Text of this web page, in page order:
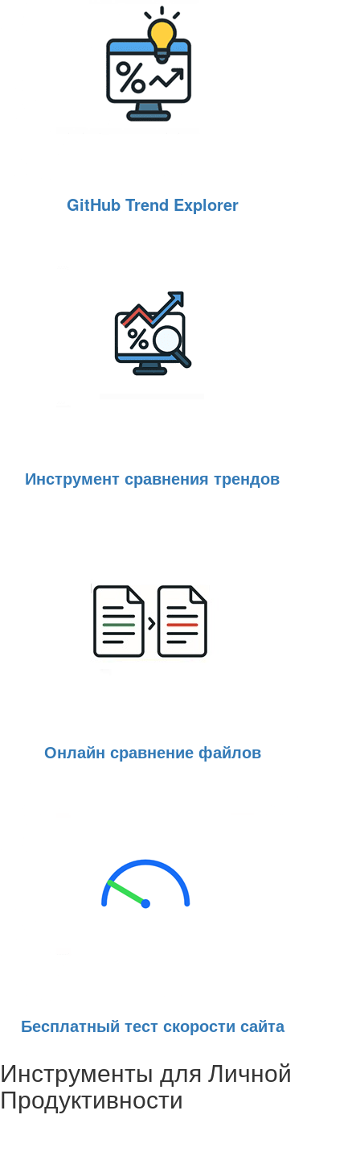
GitHub Trend Explorer
Инструмент сравнения трендов
Онлайн сравнение файлов
Бесплатный тест скорости сайта
Инструменты для Личной
Продуктивности